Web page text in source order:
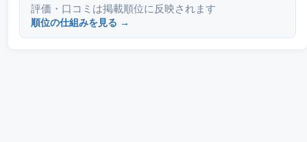
評価・口コミは掲載順位に反映されます
順位の仕組みを見る →